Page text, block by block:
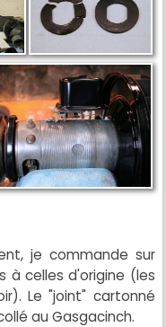
je commande sur
à celles d'origine (les
Le "joint" cartonné
au Gasgacinch.